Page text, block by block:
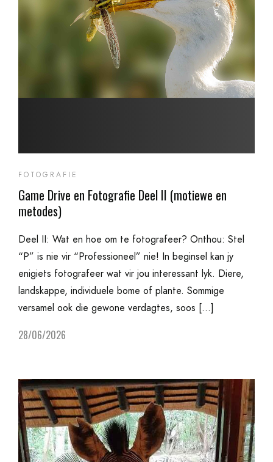
FOTOGRAFIE
Game Drive en Fotografie Deel II (motiewe en
metodes)
Deel II: Wat en hoe om te fotografeer? Onthou: Stel
“P” is nie vir “Professioneel” nie! In beginsel kan jy
enigiets fotografeer wat vir jou interessant lyk. Diere,
landskappe, individuele bome of plante. Sommige
versamel ook die gewone verdagtes, soos […]
28/06/2026